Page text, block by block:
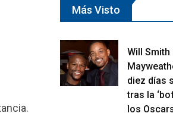
Más Visto
Will Smith
diez días
tras la
los